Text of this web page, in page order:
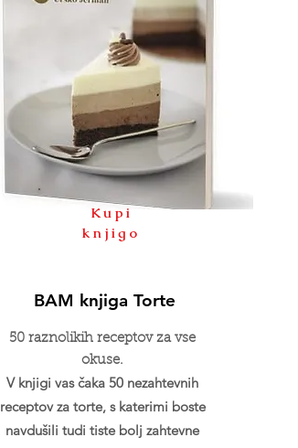
Kupi
knjigo
BAM knjiga Torte
50 raznolikih receptov za vse
okuse.
V knjigi vas čaka 50 nezahtevnih
receptov za torte, s katerimi boste
navdušili tudi tiste bolj zahtevne